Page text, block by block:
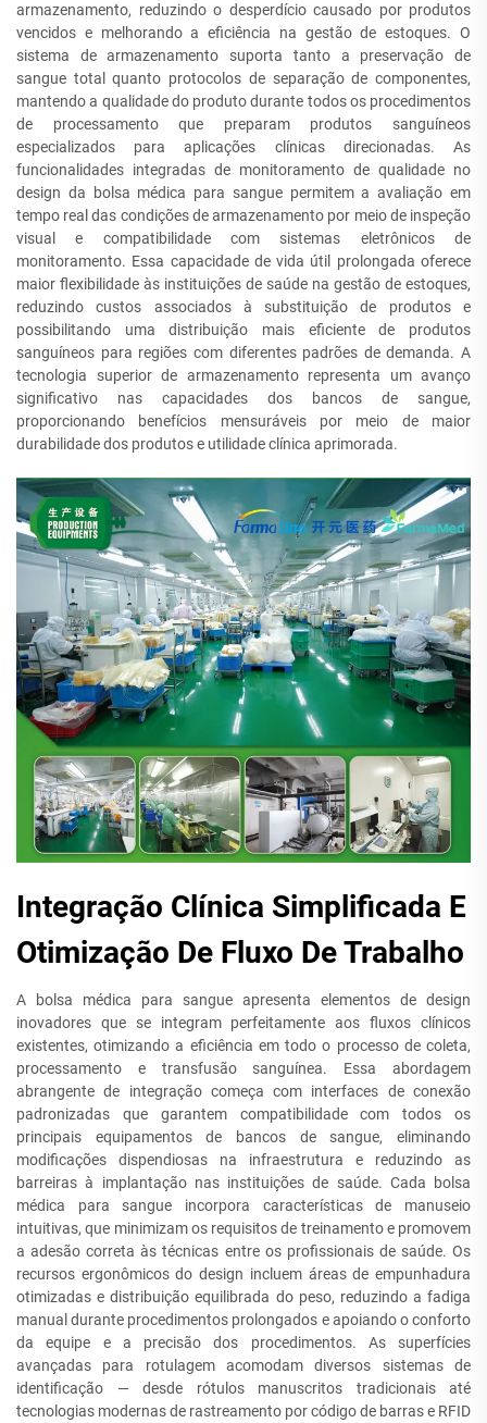
armazenamento, reduzindo o desperdício causado por produtos
vencidos e melhorando a eficiência na gestão de estoques. O
sistema de armazenamento suporta tanto a preservação de
sangue total quanto protocolos de separação de componentes,
mantendo a qualidade do produto durante todos os procedimentos
de processamento que preparam produtos sanguíneos
especializados para aplicações clínicas direcionadas. As
funcionalidades integradas de monitoramento de qualidade no
design da bolsa médica para sangue permitem a avaliação em
tempo real das condições de armazenamento por meio de inspeção
visual e compatibilidade com sistemas eletrônicos de
monitoramento. Essa capacidade de vida útil prolongada oferece
maior flexibilidade às instituições de saúde na gestão de estoques,
reduzindo custos associados à substituição de produtos e
possibilitando uma distribuição mais eficiente de produtos
sanguíneos para regiões com diferentes padrões de demanda. A
tecnologia superior de armazenamento representa um avanço
significativo nas capacidades dos bancos de sangue,
proporcionando benefícios mensuráveis por meio de maior
durabilidade dos produtos e utilidade clínica aprimorada.
Integração Clínica Simplificada E
Otimização De Fluxo De Trabalho
A bolsa médica para sangue apresenta elementos de design
inovadores que se integram perfeitamente aos fluxos clínicos
existentes, otimizando a eficiência em todo o processo de coleta,
processamento e transfusão sanguínea. Essa abordagem
abrangente de integração começa com interfaces de conexão
padronizadas que garantem compatibilidade com todos os
principais equipamentos de bancos de sangue, eliminando
modificações dispendiosas na infraestrutura e reduzindo as
barreiras à implantação nas instituições de saúde. Cada bolsa
médica para sangue incorpora características de manuseio
intuitivas, que minimizam os requisitos de treinamento e promovem
a adesão correta às técnicas entre os profissionais de saúde. Os
recursos ergonômicos do design incluem áreas de empunhadura
otimizadas e distribuição equilibrada do peso, reduzindo a fadiga
manual durante procedimentos prolongados e apoiando o conforto
da equipe e a precisão dos procedimentos. As superfícies
avançadas para rotulagem acomodam diversos sistemas de
identificação — desde rótulos manuscritos tradicionais até
tecnologias modernas de rastreamento por código de barras e RFID